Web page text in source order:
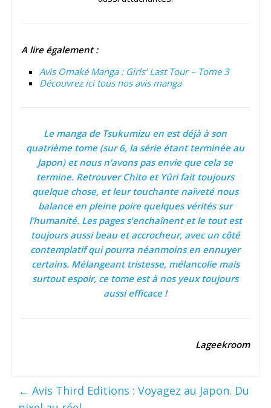
A lire également :
Avis Omaké Manga : Girls’ Last Tour – Tome 3
Découvrez ici tous nos avis manga
Le manga deTsukumizu en est déjà à son
quatrième tome (sur 6, la série étant terminée au
Japon) et nous n’avons pas envie que cela se
termine. Retrouver Chito et Yûri fait toujours
quelque chose, et leur touchante naïveté nous
balance en pleine poire quelques vérités sur
l’humanité. Les pages s’enchaînent et le tout est
toujours aussi beau et accrocheur, avec un côté
contemplatif qui pourra néanmoins en ennuyer
certains. Mélangeant tristesse, mélancolie mais
surtout espoir, ce tome est à nos yeux toujours
aussi efficace !
Lageekroom
← Avis Third Editions : Voyagez au Japon. Du